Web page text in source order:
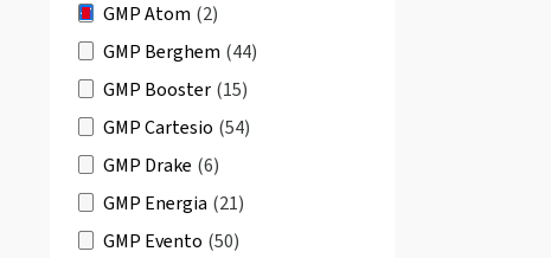
GMP Atom (2)
GMP Berghem (44)
GMP Booster (15)
GMP Cartesio (54)
GMP Drake (6)
GMP Energia (21)
GMP Evento (50)